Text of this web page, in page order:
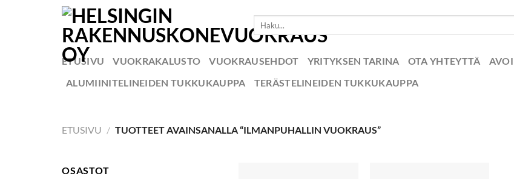
ETUSIVU VUOKRAKALUSTO VUOKRAUSEHDOT YRITYKSEN TARINA OTA YHTEYTTÄ
ALUMIINITELINEIDEN TUKKUKAUPPA
TERÄSTELINEIDEN TUKKUKAUPPA
ETUSIVU / TUOTTEET AVAINSANALLA “ILMANPUHALLIN VUOKRAUS”
OSASTOT